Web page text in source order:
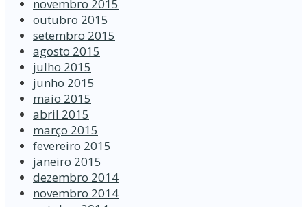
novembro 2015
outubro 2015
setembro 2015
agosto 2015
julho 2015
junho 2015
maio 2015
abril 2015
março 2015
fevereiro 2015
janeiro 2015
dezembro 2014
novembro 2014